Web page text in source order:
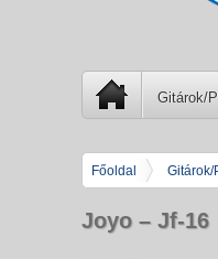
Gitárok/
Főoldal Gitárok/
Joyo – Jf-16